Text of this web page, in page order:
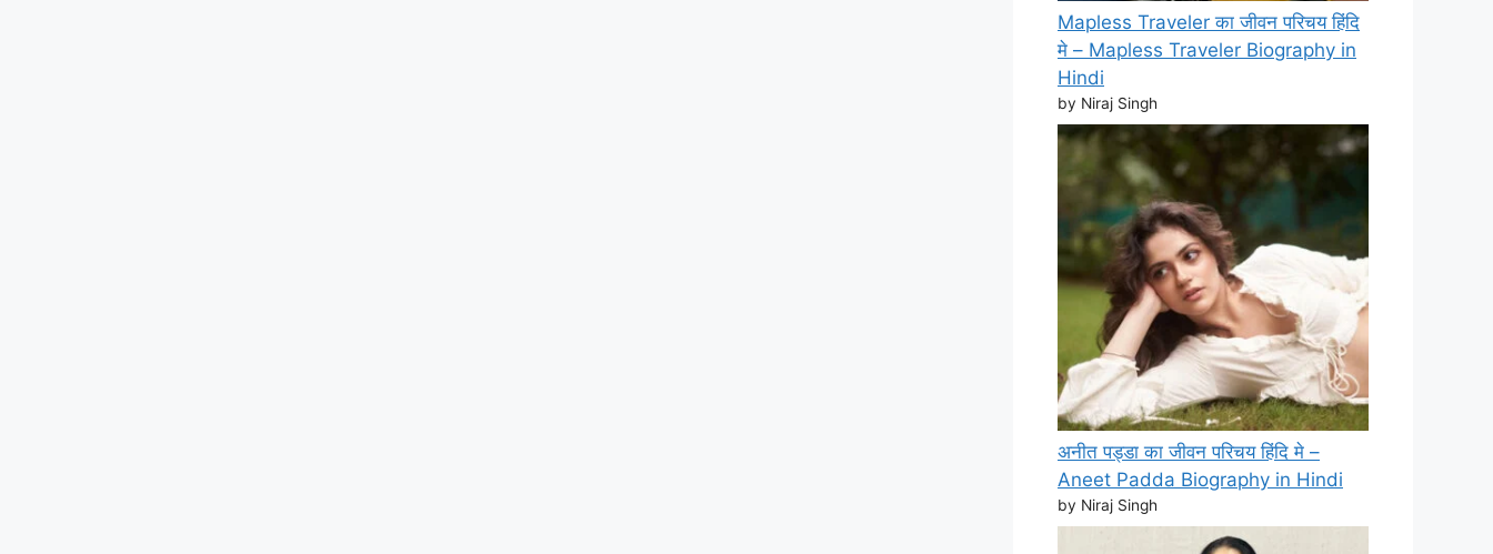
Mapless Traveler का जीवन परिचय हिंदि
मे – Mapless Traveler Biography in
Hindi
by Niraj Singh
अनीत पड्डा का जीवन परिचय हिंदि मे –
Aneet Padda Biography in Hindi
by Niraj Singh